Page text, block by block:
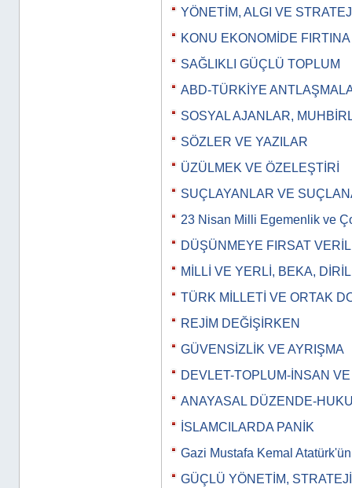
YÖNETİM, ALGI VE
KONU EKONOMİDE FIRTINA
SAĞLIKLI GÜÇLÜ TOPLUM
ABD-TÜRKİYE
SOSYAL AJANLAR,
SÖZLER VE YAZILAR
ÜZÜLMEK VE ÖZELEŞTİRİ
SUÇLAYANLAR VE
23 Nisan Milli Egemenlik ve
DÜŞÜNMEYE FIRSAT
MİLLİ VE YERLİ, BEKA,
TÜRK MİLLETİ VE ORTAK
REJİM DEĞİŞİRKEN
GÜVENSİZLİK VE AYRIŞMA
DEVLET-TOPLUM-İNSAN
ANAYASAL DÜZENDE-
İSLAMCILARDA PANİK
Gazi Mustafa Kemal
GÜÇLÜ YÖNETİM,